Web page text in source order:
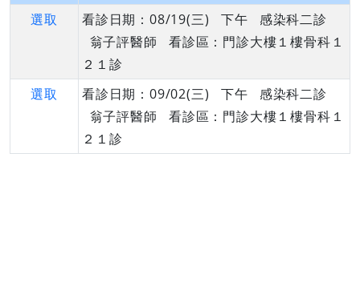
選取
看診日期：08/19(三) 下午 感染科二診
翁子評醫師 看診區：門診大樓１樓骨科１
２１診
選取
看診日期：09/02(三) 下午 感染科二診
翁子評醫師 看診區：門診大樓１樓骨科１
２１診